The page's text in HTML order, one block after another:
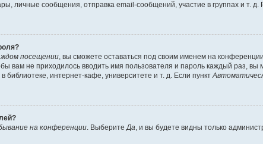
личные сообщения, отправка email-сообщений, участие в группах и т. д.
посещении, вы сможете оставаться под своим именем на
вам не приходилось вводить имя пользователя и пароль каждый раз,
интернет-кафе, университете и т. д. Если пункт
на конференции. ВыберитеДа, и вы будете видны только